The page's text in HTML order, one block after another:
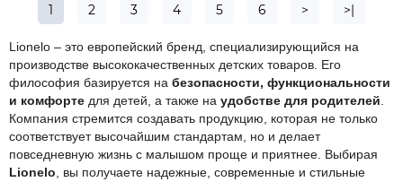
1 2 3 4 5 6 > >|
Lionelo – это европейский бренд, специализирующийся на
производстве высококачественных детских товаров. Его
философия базируется на безопасности, функциональности
и комфорте для детей, а также на удобстве для родителей
Компания стремится создавать продукцию, которая не только
соответствует высочайшим стандартам, но и делает
повседневную жизнь с малышом проще и приятнее. Выбирая
Lionelo , вы получаете надежные, современные и стильные